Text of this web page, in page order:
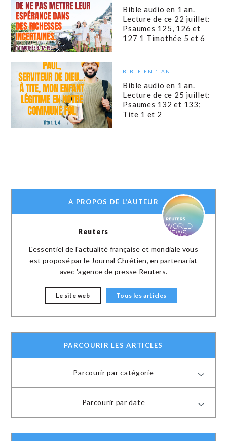
Bible audio en 1 an.
Lecture de ce 22 juillet:
Psaumes 125, 126 et
127 1 Timothée 5 et 6
BIBLE EN 1 AN
Bible audio en 1 an.
Lecture de ce 25 juillet:
Psaumes 132 et 133;
Tite 1 et 2
A PROPOS DE L'AUTEUR
Reuters
L'essentiel de l'actualité française et mondiale vous
est proposé par le Journal Chrétien, en partenariat
avec 'agence de presse Reuters.
Le site web Tous les articles
PARCOURIR LES ARTICLES
Parcourir par catégorie
Parcourir par date